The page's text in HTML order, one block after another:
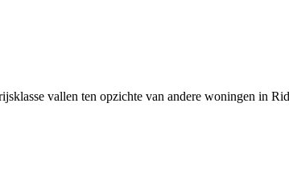
vallen ten opzichte van andere woningen in